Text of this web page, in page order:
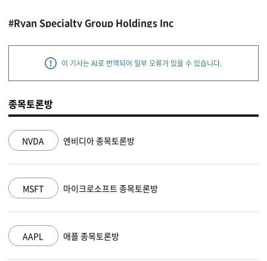
#Ryan Specialty Group Holdings Inc
이 기사는 AI로 번역되어 일부 오류가 있을 수 있습니다.
종목토론방
NVDA 엔비디아 종목토론방
MSFT 마이크로소프트 종목토론방
AAPL 애플 종목토론방